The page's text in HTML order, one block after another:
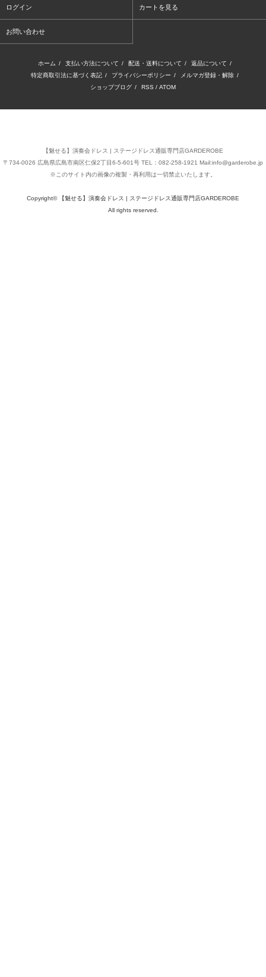
ログイン カートを見る
お問い合わせ
ホーム / 支払い方法について / 配送・送料について / 返品について /
特定商取引法に基づく表記 / プライバシーポリシー / メルマガ登録・解除 /
ショップブログ / RSS / ATOM
【魅せる】演奏会ドレス | ステージドレス通販専門店GARDEROBE
〒734-0026 広島県広島市南区仁保2丁目6-5-601号 TEL：082-258-1921 Mail:info@garderobe.jp
※このサイト内の画像の複製・再利用は一切禁止いたします。
Copyright© 【魅せる】演奏会ドレス | ステージドレス通販専門店GARDEROBE
All rights reserved.